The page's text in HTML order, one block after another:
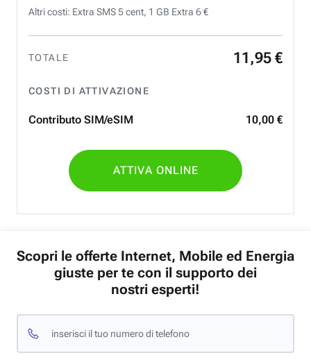
Altri costi: Extra SMS 5 cent, 1 GB Extra 6 €
TOTALE 11 ,95 €
COSTI DI ATTIVAZIONE
Contributo SIM/eSIM 10,00 €
ATTIVA ONLINE
Scopri le offerte Internet, Mobile ed Energia
giuste per te con il supporto dei
nostri esperti!
inserisci il tuo numero di telefono